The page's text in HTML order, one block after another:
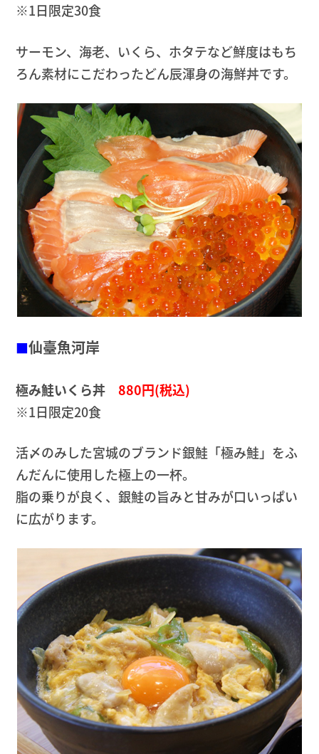
※1日限定30食
サーモン、海老、いくら、ホタテなど鮮度はもち
ろん素材にこだわったどん辰渾身の海鮮丼です。
■仙臺魚河岸
極み鮭いくら丼 880円(税込)
※1日限定20食
活〆のみした宮城のブランド銀鮭「極み鮭」をふ
んだんに使用した極上の一杯。
脂の乗りが良く、銀鮭の旨みと甘みが口いっぱい
に広がります。